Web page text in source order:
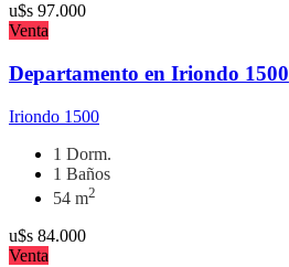
u$s 97.000
Venta
Departamento en Iriondo 1500
Iriondo 1500
1 Dorm.
1 Baños
54 m2
u$s 84.000
Venta